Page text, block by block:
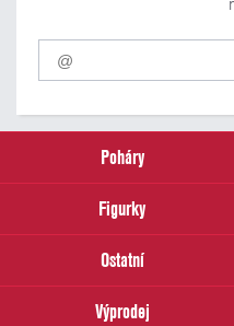
Pro
odběr
našich
email
Poháry
Figurky
Ostatní
Výprodej